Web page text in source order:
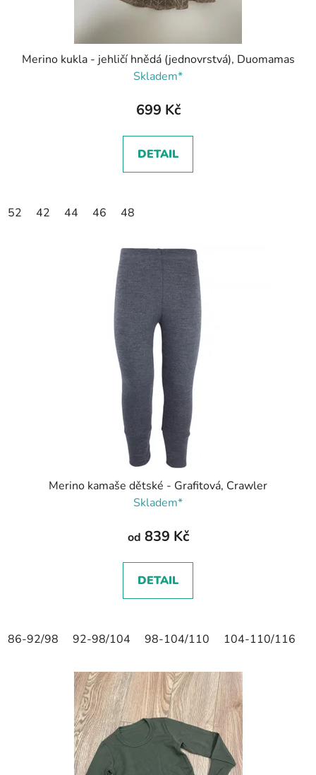
Merino kukla - jehličí hnědá (jednovrstvá), Duomamas
Skladem*
699 Kč
DETAIL
52 42 44 46 48
Merino kamaše dětské - Grafitová, Crawler
Skladem*
od 839 Kč
DETAIL
86-92/98 92-98/104 98-104/110 104-110/116